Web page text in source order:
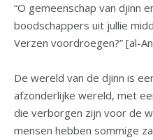
“O gemeenschap van djinn
boodschappers uit jullie
Verzen voordroegen?” [al-
De wereld van de djinn is
afzonderlijke wereld, met
die verborgen zijn voor de
mensen hebben sommige